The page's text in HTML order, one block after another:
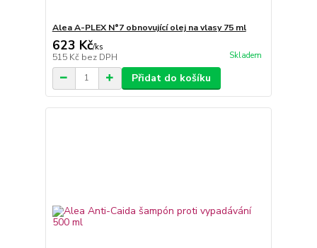
Alea A-PLEX N°7 obnovující olej na vlasy 75 ml
623 Kč/ks
515 Kč bez DPH Skladem
Přidat do košíku